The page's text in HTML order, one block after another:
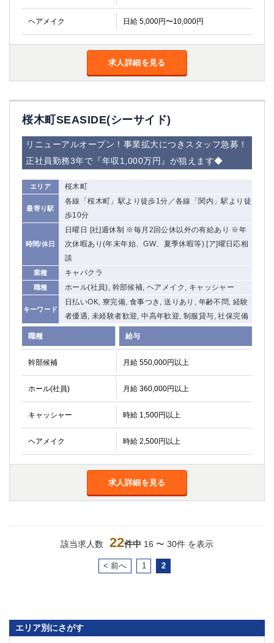
ヘアメイク 日給 5,000円〜10,000円
求人詳細を見る
桜木町SEASIDE(シーサイド)
リニューアルオープン！事業拡大につきスタッフ急募！
正社員勤務3年で『年収1,000万円』が狙えます◆
エリア 桜木町
最寄り駅
各線「桜木町」駅より徒歩1分／各線「関内」駅より徒
歩10分
時間/休日
日曜日 [社]週休制 ※毎月2回公休以外の有給あり ※年
次休暇あり(年末年始、GW、夏季休暇等) [ア]曜日応相
談
業種 キャバクラ
職種 ホール(社員), 幹部候補, ヘアメイク, キャッシャー
キーワード
日払いOK, 寮完備, 食事つき, 送りあり, 年齢不問, 経験
者優遇, 未経験者歓迎, 中高年歓迎, 制服貸与, 社保完備
職種 給与
幹部候補 月給 550,000円以上
ホール(社員) 月給 360,000円以上
キャッシャー 時給 1,500円以上
ヘアメイク 時給 2,500円以上
求人詳細を見る
該当求人数 22件中 16 〜 30件 を表示
< 前へ 1 2
エリア別にさがす